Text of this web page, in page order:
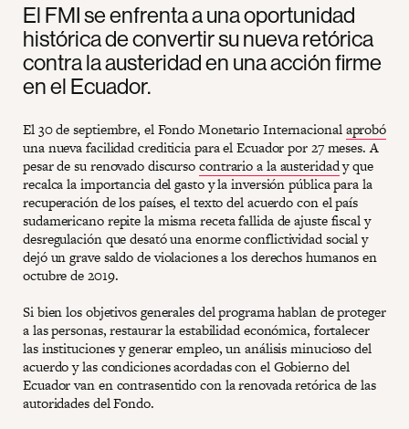
El FMI se enfrenta a una oportunidad
histórica de convertir su nueva retórica
contra la austeridad en una acción firme
en el Ecuador.
El 30 de septiembre, el Fondo Monetario Internacionalaprobó
una nueva facilidad crediticia para el Ecuador por 27 meses. A
pesar de su renovado discursocontrario a la austeridady que
recalca la importancia del gasto y la inversión pública para la
recuperación de los países, el texto del acuerdo con el país
sudamericano repite la misma receta fallida de ajuste fiscal y
desregulación que desató una enorme conflictividad social y
dejó un grave saldo de violaciones a los derechos humanos en
octubre de 2019.
Si bien los objetivos generales del programa hablan de proteger
a las personas, restaurar la estabilidad económica, fortalecer
las instituciones y generar empleo, un análisis minucioso del
acuerdo y las condiciones acordadas con el Gobierno del
Ecuador van en contrasentido con la renovada retórica de las
autoridades del Fondo.